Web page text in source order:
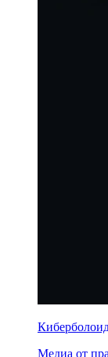
Медиа от